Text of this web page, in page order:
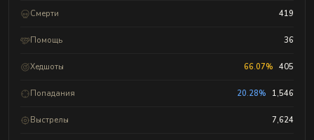
Смерти 419
Помощь 36
Хедшоты 66.07% 405
Попадания 20.28% 1,546
Выстрелы 7,624